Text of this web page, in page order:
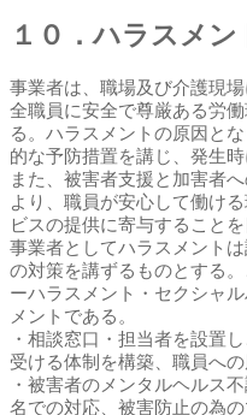
１０．ハラスメ
事業者は、職場及び介護現
全職員に安全で尊厳ある労
る。ハラスメントの原因と
的な予防措置を講じ、発生
また、被害者支援と加害者
より、職員が安心して働け
ビスの提供に寄与することを
事業者としてハラスメント
の対策を講ずるものとする
ーハラスメント・セクシャ
メントである。
・相談窓口・担当者を設置
受ける体制を構築、職員への
・被害者のメンタルヘルス
名での対応、被害防止の為